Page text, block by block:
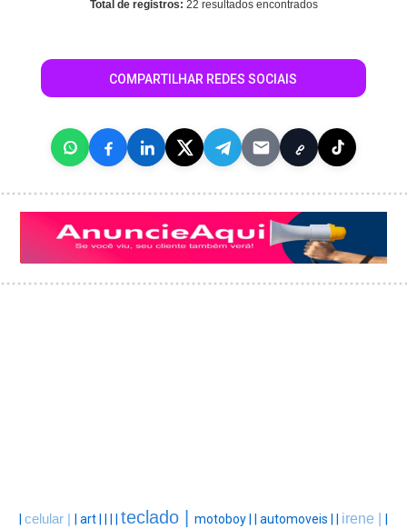
Total de registros: 22 resultados encontrados
COMPARTILHAR REDES SOCIAIS
celular | art | teclado | motoboy | automoveis | irene |